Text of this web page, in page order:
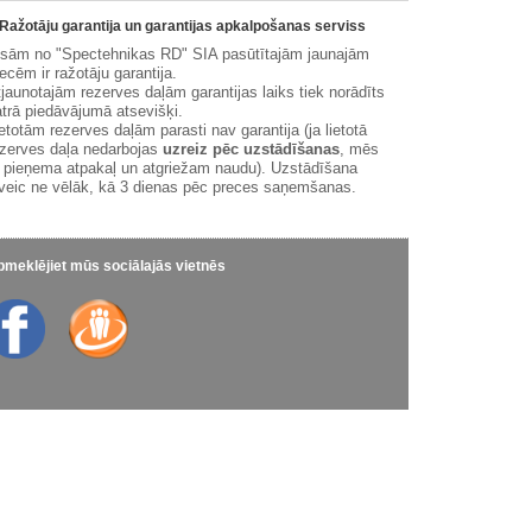
garantija un garantijas apkalpošanas serviss
no "Spectehnikas RD" SIA pasūtītajām jaunajām
ir ražotāju garantija.
rezerves daļām garantijas laiks tiek norādīts
piedāvājumā atsevišķi.
rezerves daļām parasti nav garantija (ja lietotā
daļa nedarbojas uzreiz pēc uzstādīšanas, mēs
atpakaļ un atgriežam naudu). Uzstādīšana
ne vēlāk, kā 3 dienas pēc preces saņemšanas.
mūs sociālajās vietnēs